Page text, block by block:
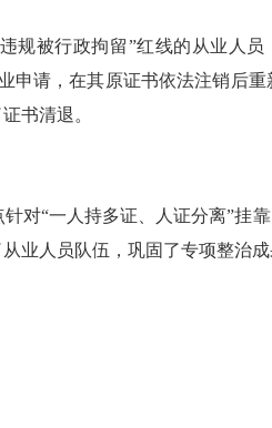
被行政拘留”红线的从业人员
申请，在其原证书依法注销后
书清退。
“一人持多证、人证分离”挂靠
业人员队伍，巩固了专项整治